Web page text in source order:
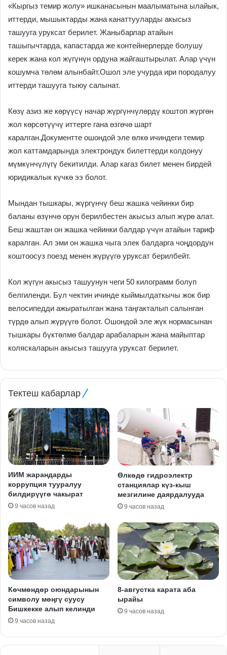
«Кыргыз темир жолу» ишканасынын маалыматына ылайык,
иттерди, мышыктарды жана канаттууларды акысыз
ташууга уруксат берилет. Жаныбарлар атайын
ташыгычтарда, капастарда же контейнерлерде болушу
керек жана кол жүгүнүн ордуна жайгаштырылат. Алар үчүн
кошумча төлөм алынбайт.Ошол эле учурда ири породалуу
иттерди ташууга тыюу салынат.
Көзү азиз же көрүүсү начар жүргүнчүлөрдү коштоп жүргөн
жол көрсөтүүчү иттерге гана өзгөчө шарт
каралган.Документте ошондой эле өлкө ичиндеги темир
жол каттамдарында электрондук билеттерди колдонуу
мүмкүнчүлүгү бекитилди. Алар кагаз билет менен бирдей
юридикалык күчкө ээ болот.
Мындан тышкары, жүргүнчү беш жашка чейинки бир
баланы өзүнчө орун берилбестен акысыз алып жүрө алат.
Беш жаштан он жашка чейинки балдар үчүн атайын тариф
каралган. Ал эми он жашка чыга элек балдарга чоңдордун
коштоосуз поезд менен жүрүүгө уруксат берилбейт.
Кол жүгүн акысыз ташуунун чеги 50 килограмм болуп
белгиленди. Бул чектин ичинде кыймылдаткычы жок бир
велосипедди ажыратылган жана таңгакталып салынган
түрдө алып жүрүүгө болот. Ошондой эле жүк нормасынан
тышкары бүктөлмө балдар арабаларын жана майыптар
коляскаларын акысыз ташууга уруксат берилет.
Тектеш кабарлар
ИИМ жарандарды
коррупция тууралуу
билдирүүгө чакырат
9 часов назад
Өлкөдө гидроэлектр
станциялар күз-кыш
мезгилине даярдалууда
9 часов назад
Көчмөндөр оюндарынын
символу мөңгү суусу
Бишкекке алып келинди
9 часов назад
8-августка карата аба
ырайы
9 часов назад